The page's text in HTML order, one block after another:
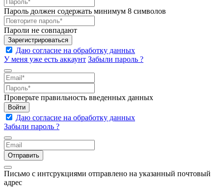
Пароль должен содержать минимум 8 символов
Пароли не совпадают
Зарегистрироваться
Даю согласие на обработку данных
У меня уже есть аккаунт Забыли пароль ?
Проверьте правильность введенных данных
Войти
Даю согласие на обработку данных
Забыли пароль ?
Отправить
Письмо с интсрукциями отправлено на указанный почтовый
адрес